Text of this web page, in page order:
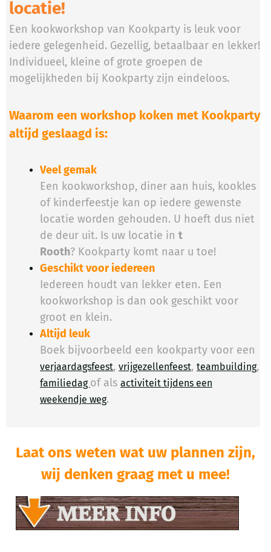
locatie!
Een kookworkshop van Kookparty is leuk voor
iedere gelegenheid. Gezellig, betaalbaar en lekker!
Individueel, kleine of grote groepen de
mogelijkheden bij Kookparty zijn eindeloos.
Waarom een workshop koken met Kookparty
altijd geslaagd is:
Veel gemak
Een kookworkshop, diner aan huis, kookles
of kinderfeestje kan op iedere gewenste
locatie worden gehouden. U hoeft dus niet
de deur uit. Is uw locatie in t
Rooth? Kookparty komt naar u toe!
Geschikt voor iedereen
Iedereen houdt van lekker eten. Een
kookworkshop is dan ook geschikt voor
groot en klein.
Altijd leuk
Boek bijvoorbeeld een kookparty voor een
verjaardagsfeest, vrijgezellenfeest, teambuilding,
familiedag of als activiteit tijdens een
weekendje weg.
Laat ons weten wat uw plannen zijn,
wij denken graag met u mee!​